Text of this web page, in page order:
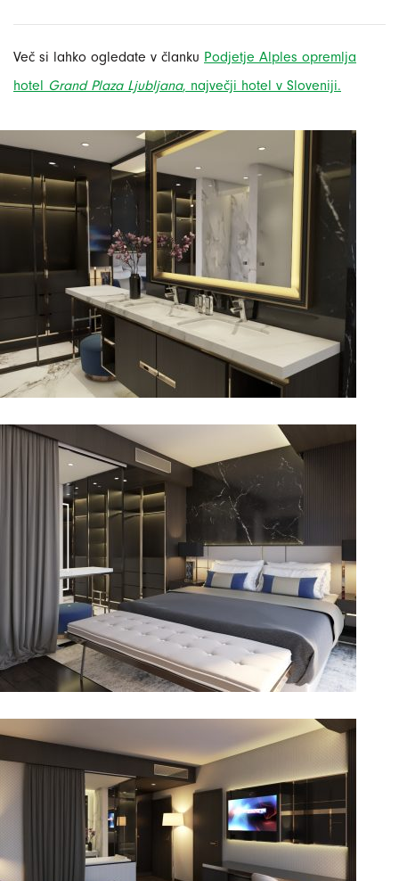
Več si lahko ogledate v članku Podjetje Alples opremlja
hotel Grand Plaza Ljubljana, največji hotel v Sloveniji.